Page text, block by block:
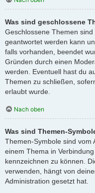
Was sind geschlossene
Geschlossene Themen
geantwortet werden kann
falls vorhanden, beendet
Gründen durch einen
werden. Eventuell hast du
Themen zu schließen,
erlaubt wurde.
Nach oben
Was sind Themen-
Themen-Symbole sind vom
einem Thema in
kennzeichnen zu können.
verwenden, hängt von
Administration gesetzt hat.